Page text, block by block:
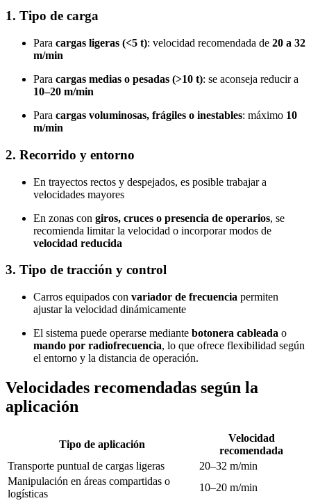
1. Tipo de carga
Para cargas ligeras (<5 t): velocidad recomendada de 20 a 32
m/min
Para cargas medias o pesadas (>10 t): se aconseja reducir a
10–20 m/min
Para cargas voluminosas, frágiles o inestables: máximo 10
m/min
2. Recorrido y entorno
En trayectos rectos y despejados, es posible trabajar a
velocidades mayores
En zonas con giros, cruces o presencia de operarios, se
recomienda limitar la velocidad o incorporar modos de
velocidad reducida
3. Tipo de tracción y control
Carros equipados con variador de frecuencia permiten
ajustar la velocidad dinámicamente
El sistema puede operarse mediante botonera cableada o
mando por radiofrecuencia, lo que ofrece flexibilidad según
el entorno y la distancia de operación.
Velocidades recomendadas según la
aplicación
Tipo de aplicación
Velocidad
recomendada
Transporte puntual de cargas ligeras
20–32 m/min
Manipulación en áreas compartidas o
logísticas
10–20 m/min